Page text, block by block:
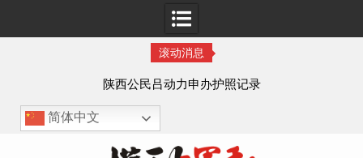
滚动消息
陕西公民吕动力申办护照记录
简体中文